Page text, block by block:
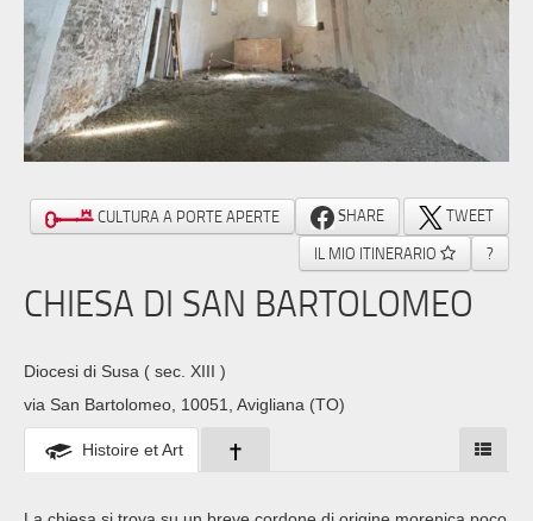
CULTURA A PORTE APERTE SHARE
TWEET
IL MIO ITINERARIO
?
CHIESA DI SAN BARTOLOMEO
Diocesi di Susa ( sec. XIII )
via San Bartolomeo, 10051, Avigliana (TO)
Histoire et Art